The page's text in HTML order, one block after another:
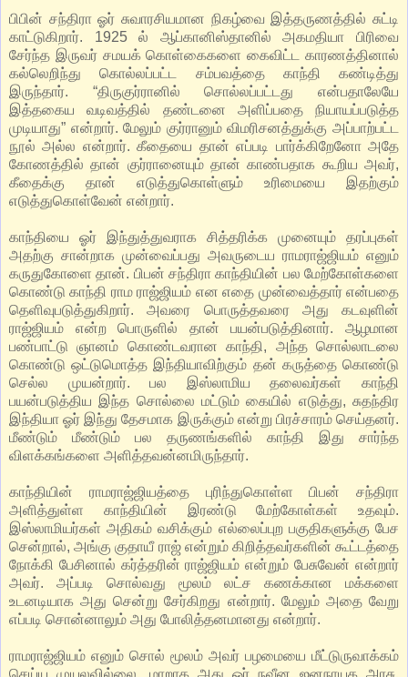
பிபின் சந்திரா ஓர் சுவாரசியமான நிகழ்வை இத்தருணத்தில் சுட்டி
காட்டுகிறார். 1925 ல் ஆப்கானிஸ்தானில் அகமதியா பிரிவை
சேர்ந்த இருவர் சமயக் கொள்கைகளை கைவிட்ட காரணத்தினால்
கல்லெறிந்து கொல்லப்பட்ட சம்பவத்தை காந்தி கண்டித்து
இருந்தார். “திருகுர்ரானில் சொல்லப்பட்டது என்பதாலேயே
இத்தகைய வடிவத்தில் தண்டனை அளிப்பதை நியாயப்படுத்த
முடியாது” என்றார். மேலும் குர்ரானும் விமரிசனத்துக்கு அப்பாற்பட்ட
நூல் அல்ல என்றார். கீதையை தான் எப்படி பார்க்கிறேனோ அதே
கோணத்தில் தான் குர்ரானையும் தான் காண்பதாக கூறிய அவர்,
கீதைக்கு தான் எடுத்துகொள்ளும் உரிமையை இதற்கும்
எடுத்துகொள்வேன் என்றார்.
காந்தியை ஓர் இந்துத்துவராக சித்தரிக்க முனையும் தரப்புகள்
அதற்கு சான்றாக முன்வைப்பது அவருடைய ராமராஜ்ஜியம் எனும்
கருதுகோளை தான். பிபன் சந்திரா காந்தியின் பல மேற்கோள்களை
கொண்டு காந்தி ராம ராஜ்ஜியம் என எதை முன்வைத்தார் என்பதை
தெளிவுபடுத்துகிறார். அவரை பொருத்தவரை அது கடவுளின்
ராஜ்ஜியம் என்ற பொருளில் தான் பயன்படுத்தினார். ஆழமான
பண்பாட்டு ஞானம் கொண்டவரான காந்தி, அந்த சொல்லாடலை
கொண்டு ஒட்டுமொத்த இந்தியாவிற்கும் தன் கருத்தை கொண்டு
செல்ல முயன்றார். பல இஸ்லாமிய தலைவர்கள் காந்தி
பயன்படுத்திய இந்த சொல்லை மட்டும் கையில் எடுத்து, சுதந்திர
இந்தியா ஓர் இந்து தேசமாக இருக்கும் என்று பிரச்சாரம் செய்தனர்.
மீண்டும் மீண்டும் பல தருணங்களில் காந்தி இது சார்ந்த
விளக்கங்களை அளித்தவன்னமிருந்தார்.
காந்தியின் ராமராஜ்ஜியத்தை புரிந்துகொள்ள பிபன் சந்திரா
அளித்துள்ள காந்தியின் இரண்டு மேற்கோள்கள் உதவும்.
இஸ்லாமியர்கள் அதிகம் வசிக்கும் எல்லைப்புற பகுதிகளுக்கு பேச
சென்றால், அங்கு குதாயீ ராஜ் என்றும் கிறித்தவர்களின் கூட்டத்தை
நோக்கி பேசினால் கர்த்தரின் ராஜ்ஜியம் என்றும் பேசுவேன் என்றார்
அவர். அப்படி சொல்வது மூலம் லட்ச கணக்கான மக்களை
உடனடியாக அது சென்று சேர்கிறது என்றார். மேலும் அதை வேறு
எப்படி சொன்னாலும் அது போலித்தனமானது என்றார்.
ராமராஜ்ஜியம் எனும் சொல் மூலம் அவர் பழமையை மீட்டுருவாக்கம்
செய்ய முயலவில்லை. மாறாக அது ஓர் நவீன ஜனநாயக அரசு.